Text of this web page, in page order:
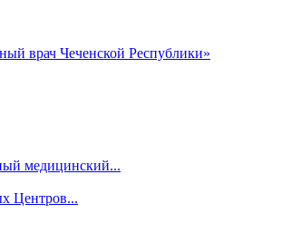
врач Чеченской Республики»
медицинский...
Центров...